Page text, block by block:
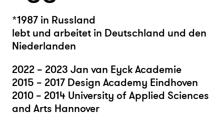
*1987 in Russland
lebt und arbeitet in Deutschland und den
Niederlanden
2022 – 2023 Jan van Eyck Academie
2015 – 2017 Design Academy Eindhoven
2010 – 2014 University of Applied Sciences
and Arts Hannover